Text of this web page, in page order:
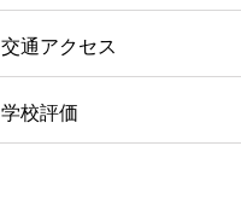
交通アクセス
学校評価